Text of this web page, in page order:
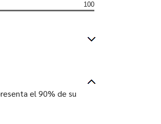
100
el 90% de su